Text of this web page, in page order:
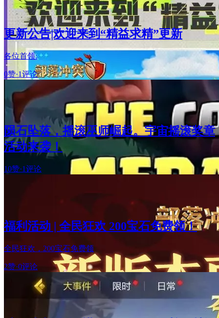
更新公告|欢迎来到“精益求精”更新
各位首领:
0赞·1评论
陨石坠落，摇滚巫师崛起。宇宙摇滚奖章
活动来袭！
10赞·1评论
福利活动 | 全民狂欢 200宝石免费领！
全民狂欢，200宝石免费领
2赞·0评论